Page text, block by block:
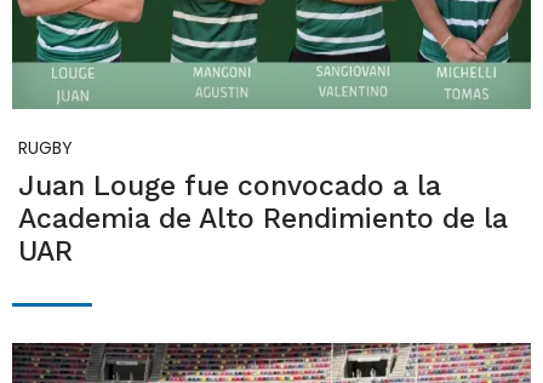
RUGBY
Juan Louge fue convocado a la
Academia de Alto Rendimiento de la
UAR